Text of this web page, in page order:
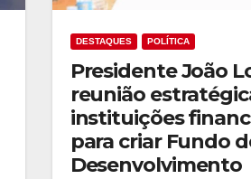
DESTAQUES POLÍTICA
Presidente João
reunião
instituições
para criar Fundo
Desenvolvimento